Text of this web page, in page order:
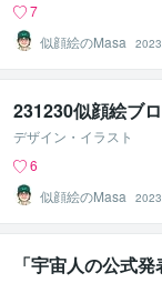
7
似顔絵のMasa
231230似顔絵ブ
デザイン・イラスト
6
似顔絵のMasa
「宇宙人の公式